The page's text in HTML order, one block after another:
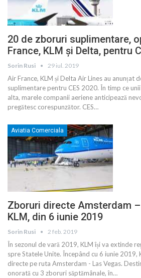
20 de zboruri suplimentare,
France, KLM și Delta, pentru
Sorin Rusi 29 iul. 2019
Air France, KLM și Delta Air Lines au anunțat
suplimentare pentru CES 2020. În timp ce
alta, marele companii aeriene anticipează
pregătesc corespunzător. CES…
Aviatia Comerciala
Zboruri directe Amsterdam
KLM, din 6 iunie 2019
Sorin Rusi 2 feb. 2019
În sezonul de vară 2019, KLM își va extinde
spre Statele Unite. Începând cu 6 iunie 2019,
directe pe ruta Amsterdam - Las Vegas.
onorată cu 3 zboruri săptămânale, în…